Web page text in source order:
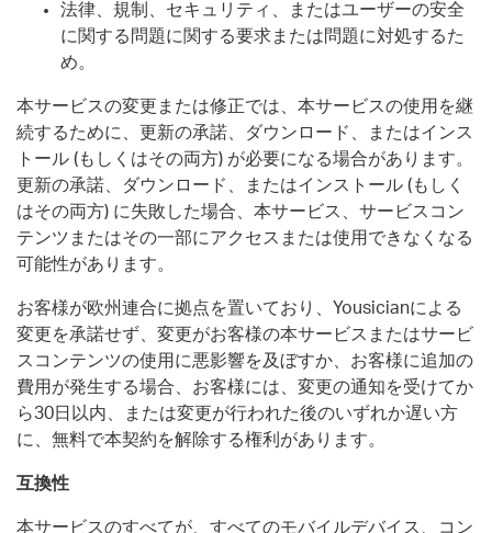
法律、規制、セキュリティ、またはユーザーの安全
に関する問題に関する要求または問題に対処するた
め。
本サービスの変更または修正では、本サービスの使用を継
続するために、更新の承諾、ダウンロード、またはインス
トール (もしくはその両方) が必要になる場合があります。
更新の承諾、ダウンロード、またはインストール (もしく
はその両方) に失敗した場合、本サービス、サービスコン
テンツまたはその一部にアクセスまたは使用できなくなる
可能性があります。
お客様が欧州連合に拠点を置いており、Yousicianによる
変更を承諾せず、変更がお客様の本サービスまたはサービ
スコンテンツの使用に悪影響を及ぼすか、お客様に追加の
費用が発生する場合、お客様には、変更の通知を受けてか
ら30日以内、または変更が行われた後のいずれか遅い方
に、無料で本契約を解除する権利があります。
互換性
本サービスのすべてが、すべてのモバイルデバイス、コン